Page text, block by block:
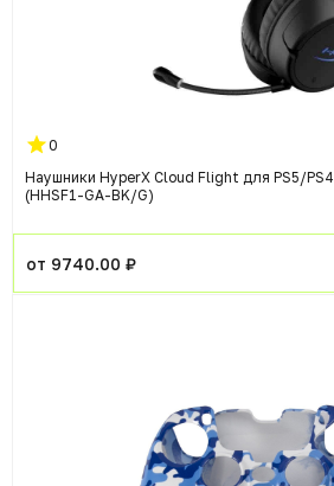
0
Наушники HyperX Cloud Flight для PS5/PS4
(HHSF1-GA-BK/G)
от 9740.00 ₽